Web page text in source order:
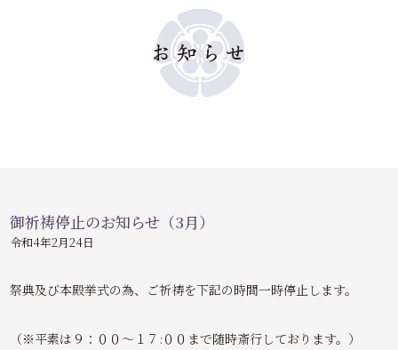
御祈祷停止のお知らせ（3月）
令和4年2月24日
祭典及び本殿挙式の為、ご祈祷を下記の時間一時停止します。
（※平素は９：００～１７:００まで随時斎行しております。）